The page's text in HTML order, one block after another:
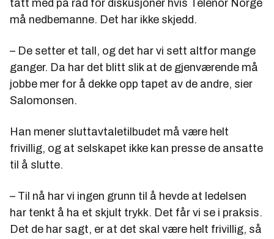
tatt med på råd for diskusjoner hvis Telenor Norge
må nedbemanne. Det har ikke skjedd.
– De setter et tall, og det har vi sett altfor mange
ganger. Da har det blitt slik at de gjenværende må
jobbe mer for å dekke opp tapet av de andre, sier
Salomonsen.
Han mener sluttavtaletilbudet må være helt
frivillig, og at selskapet ikke kan presse de ansatte
til å slutte.
– Til nå har vi ingen grunn til å hevde at ledelsen
har tenkt å ha et skjult trykk. Det får vi se i praksis.
Det de har sagt, er at det skal være helt frivillig, så